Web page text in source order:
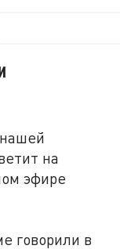
на
эфире
говорили в